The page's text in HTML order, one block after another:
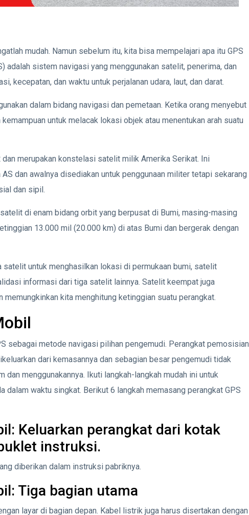
mudah. Namun sebelum itu, kita bisa mempelajari apa itu GPS
adalah sistem navigasi yang menggunakan satelit, penerima, dan
kecepatan, dan waktu untuk perjalanan udara, laut, dan darat.
dalam bidang navigasi dan pemetaan. Ketika orang menyebut
untuk melacak lokasi objek atau menentukan arah suatu
dan merupakan konstelasi satelit milik Amerika Serikat. Ini
dan awalnya disediakan untuk penggunaan militer tetapi sekarang
dan sipil.
di enam bidang orbit yang berpusat di Bumi, masing-masing
13.000 mil (20.000 km) di atas Bumi dan bergerak dengan
satelit untuk menghasilkan lokasi di permukaan bumi, satelit
informasi dari tiga satelit lainnya. Satelit keempat juga
kita menghitung ketinggian suatu perangkat.
sebagai metode navigasi pilihan pengemudi. Perangkat pemosisian
dari kemasannya dan sebagian besar pengemudi tidak
menggunakannya. Ikuti langkah-langkah mudah ini untuk
dalam waktu singkat. Berikut 6 langkah memasang perangkat GPS
Keluarkan perangkat dari kotak
instruksi.
diberikan dalam instruksi pabriknya.
Tiga bagian utama
layar di bagian depan. Kabel listrik juga harus disertakan dengan